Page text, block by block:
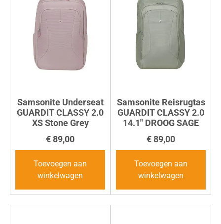
Samsonite Underseat
GUARDIT CLASSY 2.0
XS Stone Grey
€ 89,00
Toevoegen aan
winkelwagen
Samsonite Reisrugtas
GUARDIT CLASSY 2.0
14.1″ DROOG SAGE
€ 89,00
Toevoegen aan
winkelwagen